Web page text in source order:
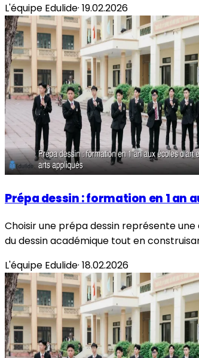
L'équipe Edulide· 19.02.2026
Prépa dessin : formation en 1 an
Choisir une prépa dessin représente
du dessin académique tout en
L'équipe Edulide· 18.02.2026